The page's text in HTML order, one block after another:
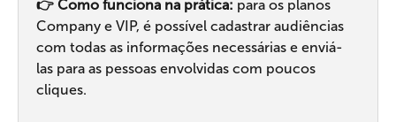
👉 Como funciona na prática: para os planos
Company e VIP, é possível cadastrar audiências
com todas as informações necessárias e enviá-
las para as pessoas envolvidas com poucos
cliques.